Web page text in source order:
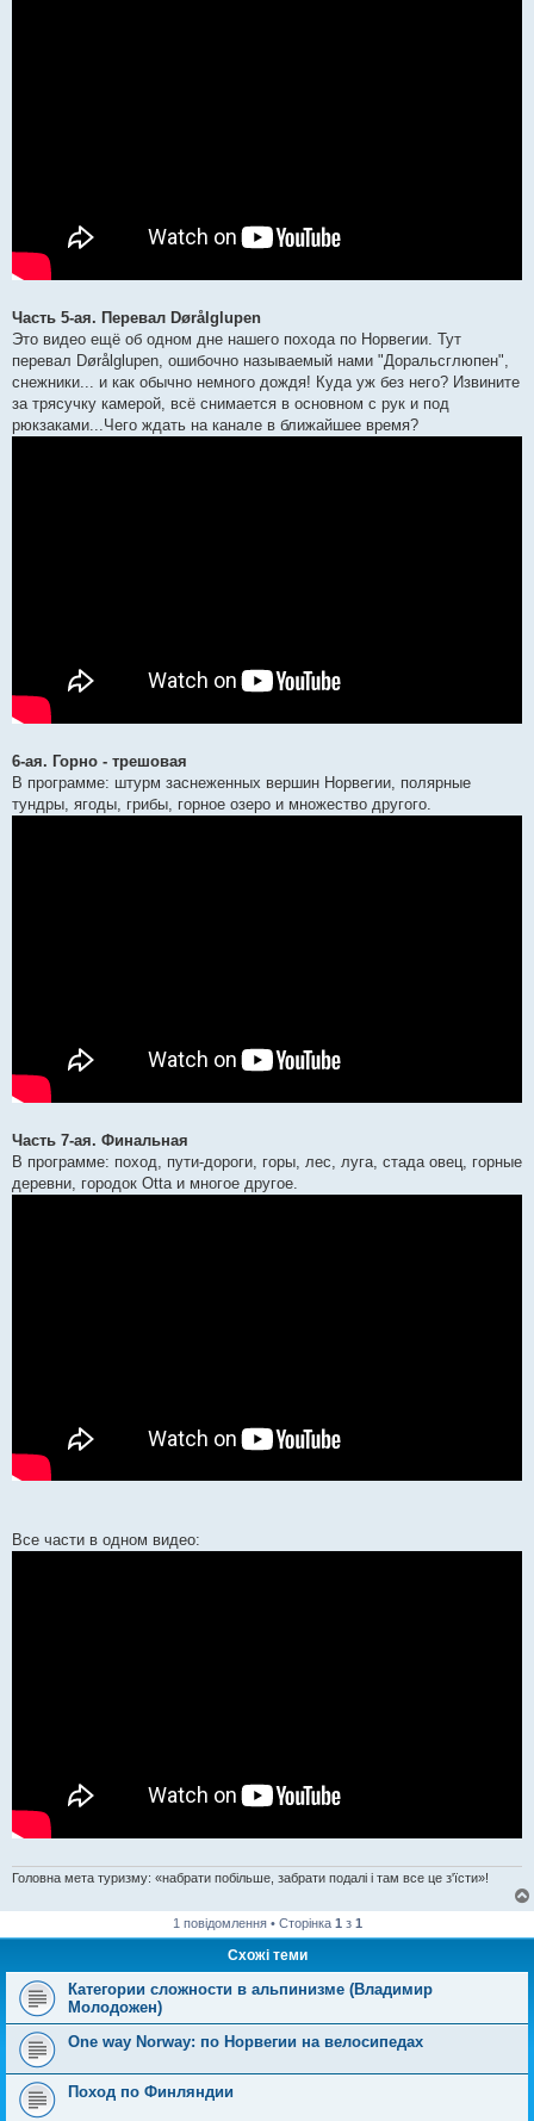
Часть 5-ая. Перевал Dørålglupen
Это видео ещё об одном дне нашего похода по Норвегии. Тут
перевал Dørålglupen, ошибочно называемый нами "Доральсглюпен",
снежники... и как обычно немного дождя! Куда уж без него? Извините
за трясучку камерой, всё снимается в основном с рук и под
рюкзаками...Чего ждать на канале в ближайшее время?
6-ая. Горно - трешовая
В программе: штурм заснеженных вершин Норвегии, полярные
тундры, ягоды, грибы, горное озеро и множество другого.
Часть 7-ая. Финальная
В программе: поход, пути-дороги, горы, лес, луга, стада овец, горные
деревни, городок Otta и многое другое.
Все части в одном видео:
Головна мета туризму: «набрати побільше, забрати подалі і там все це з'їсти»!
1 повідомлення • Сторінка 1 з 1
Схожі теми
Категории сложности в альпинизме (Владимир
Молодожен)
One way Norway: по Норвегии на велосипедах
Поход по Финляндии